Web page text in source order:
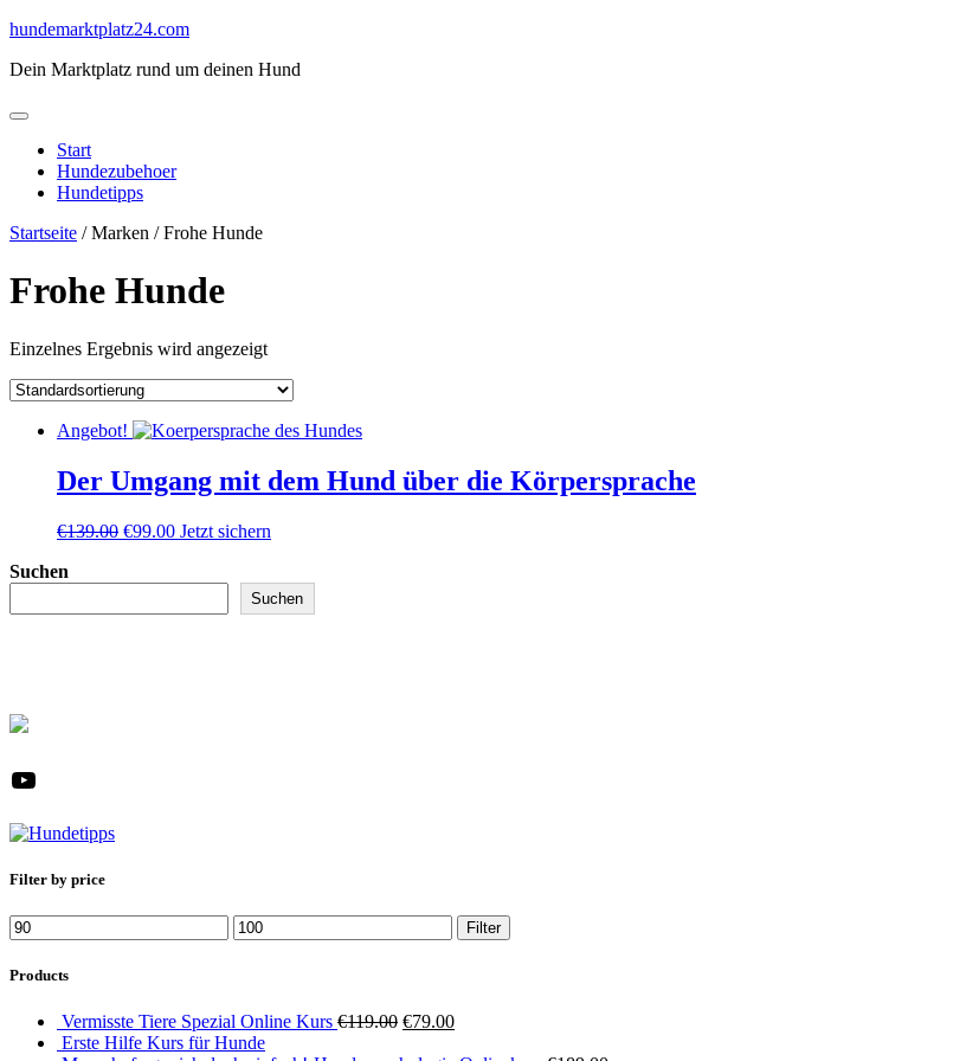
Skip
content
hundemarktplatz24.com
Dein Marktplatz rund um deinen Hund
Start
Hundezubehoer
Hundetipps
Startseite / Marken / Frohe Hunde
Frohe Hunde
Einzelnes Ergebnis wird angezeigt
Angebot!
Der Umgang mit dem Hund über die Körpersprache
€139.00 Ursprünglicher
€99.00Aktueller
Jetzt sichern
Suchen
Suchen
YouTube
Filter by price
Min.
Preis
Max.
Preis
Filter
Products
Vermisste Tiere Spezial Online Kurs €119.00 Ursprünglicher
€79.00Aktueller
Erste Hilfe Kurs für Hunde